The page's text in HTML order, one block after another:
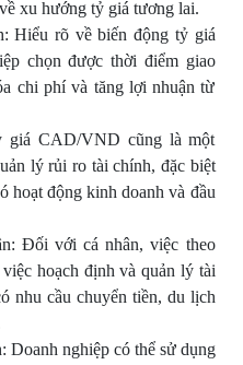
xu hướng tỷ giá tương lai.
Hiểu rõ về biến động tỷ giá
chọn được thời điểm giao
chi phí và tăng lợi nhuận từ
giá CAD/VND cũng là một
lý rủi ro tài chính, đặc biệt
hoạt động kinh doanh và đầu
Đối với cá nhân, việc theo
hoạch định và quản lý tài
nhu cầu chuyển tiền, du lịch
Doanh nghiệp có thể sử dụng